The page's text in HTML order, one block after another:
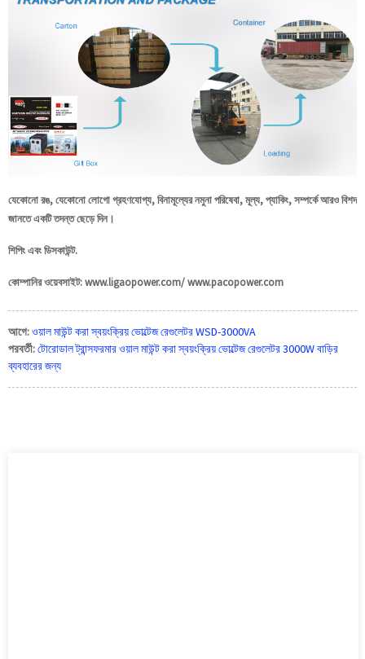
যেকোনো রঙ, যেকোনো লোগো গ্রহণযোগ্য, বিনামূল্যের নমুনা পরিষেবা, মূল্য, প্যাকিং, সম্পর্কে আরও বিশদ
জানতে একটি তদন্ত ছেড়ে দিন।
শিপিং এবং ডিসকাউন্ট.
কোম্পানির ওয়েবসাইট: www.ligaopower.com/ www.pacopower.com
আগে:ওয়াল মাউন্ট করা স্বয়ংক্রিয় ভোল্টেজ রেগুলেটর WSD-3000VA
পরবর্তী:টোরোডাল ট্রান্সফরমার ওয়াল মাউন্ট করা স্বয়ংক্রিয় ভোল্টেজ রেগুলেটর 3000W বাড়ির
ব্যবহারের জন্য